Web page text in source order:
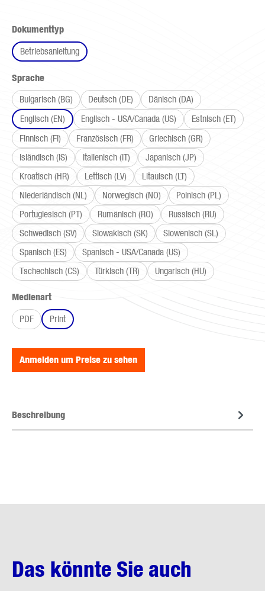
Dokumenttypauswählen
Betriebsanleitung
Spracheauswählen
Bulgarisch (BG)
Deutsch (DE)
Dänisch (DA)
Englisch (EN)
Englisch - USA/Canada (US)
Estnisch (ET)
Finnisch (FI)
Französisch (FR)
Griechisch (GR)
Isländisch (IS)
Italienisch (IT)
Japanisch (JP)
Kroatisch (HR)
Lettisch (LV)
Litauisch (LT)
Niederländisch (NL)
Norwegisch (NO)
Polnisch (PL)
Portugiesisch (PT)
Rumänisch (RO)
Russisch (RU)
Schwedisch (SV)
Slowakisch (SK)
Slowenisch (SL)
Spanisch (ES)
Spanisch - USA/Canada (US)
Tschechisch (CS)
Türkisch (TR) Ungarisch (HU)
Medienartauswählen
PDF
Print
Anmelden um Preise zu sehen
Beschreibung
Das könnte Sie auch